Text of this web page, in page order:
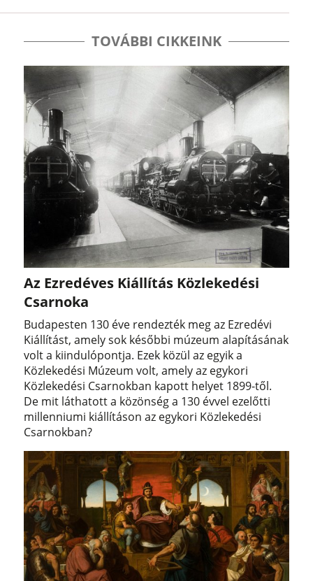
TOVÁBBI CIKKEINK
Az Ezredéves Kiállítás Közlekedési
Csarnoka
Budapesten 130 éve rendezték meg az Ezredévi
Kiállítást, amely sok későbbi múzeum alapításának
volt a kiindulópontja. Ezek közül az egyik a
Közlekedési Múzeum volt, amely az egykori
Közlekedési Csarnokban kapott helyet 1899-től.
De mit láthatott a közönség a 130 évvel ezelőtti
millenniumi kiállításon az egykori Közlekedési
Csarnokban?